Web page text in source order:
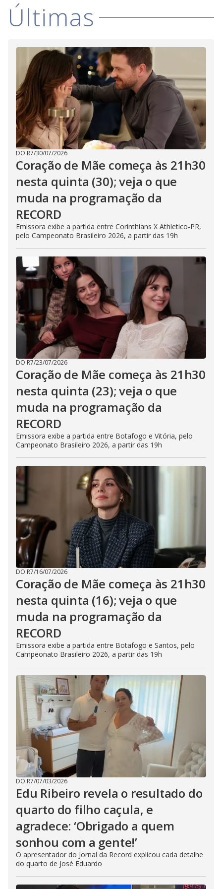
V
i
d
e
o
Últimas
DO R7/30/07/2026
Coração de Mãe começa às 21h30
nesta quinta (30); veja o que
muda na programação da
RECORD
Emissora exibe a partida entre Corinthians X Athletico-PR,
pelo Campeonato Brasileiro 2026, a partir das 19h
DO R7/23/07/2026
Coração de Mãe começa às 21h30
nesta quinta (23); veja o que
muda na programação da
RECORD
Emissora exibe a partida entre Botafogo e Vitória, pelo
Campeonato Brasileiro 2026, a partir das 19h
DO R7/16/07/2026
Coração de Mãe começa às 21h30
nesta quinta (16); veja o que
muda na programação da
RECORD
Emissora exibe a partida entre Botafogo e Santos, pelo
Campeonato Brasileiro 2026, a partir das 19h
DO R7/07/03/2026
Edu Ribeiro revela o resultado do
quarto do filho caçula, e
agradece: ‘Obrigado a quem
sonhou com a gente!’
O apresentador do Jornal da Record explicou cada detalhe
do quarto de José Eduardo